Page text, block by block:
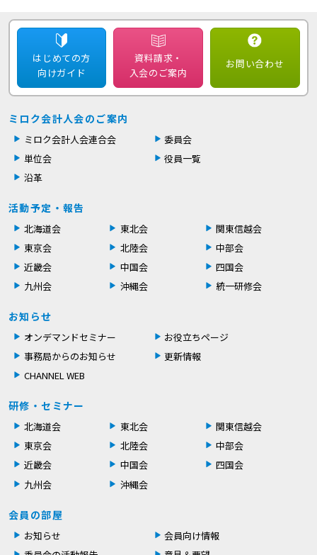
はじめての方
向けガイド
資料請求・
入会のご案内
お問い合わせ
ミロク会計人会のご案内
ミロク会計人会連合会
委員会
単位会
役員一覧
沿革
活動予定・報告
北海道会 東北会
関東信越会
東京会
北陸会
中部会
近畿会
中国会
四国会
九州会
沖縄会 統一研修会
お知らせ
オンデマンドセミナー
お役立ちページ
事務局からのお知らせ
更新情報
CHANNEL WEB
研修・セミナー
北海道会 東北会
関東信越会
東京会
北陸会
中部会
近畿会
中国会
四国会
九州会
沖縄会
会員の部屋
お知らせ
会員向け情報